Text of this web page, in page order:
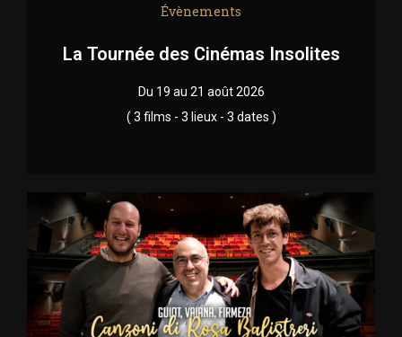
Évènements
La Tournée des Cinémas Insolites
Du 19 au 21 août 2026
( 3 films - 3 lieux - 3 dates )